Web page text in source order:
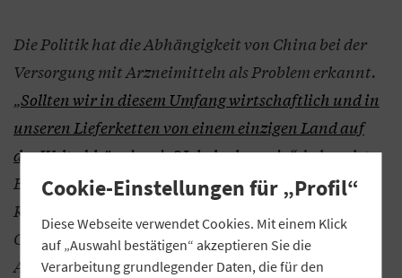
Die Politik hat die Abhängigkeit von China bei der
Versorgung mit Arzneimitteln als Problem erkannt.
„Sollten wir in diesem Umfang wirtschaftlich und in
unseren Lieferketten von einem einzigen Land auf
der Welt abhängig sein? Ich denke: nein“, bekundete
Bundesgesundheitsminister Jens Spahn in seiner
Regierungserklärung zur Bekämpfung des
Coronavirus. Wie stehen Sie zu dem Vorhaben, die
Arzneimittelproduktion zurück nach Deutschland
Cookie-Einstellungen für „Profil“
Diese Webseite verwendet Cookies. Mit einem Klick
auf „Auswahl bestätigen“ akzeptieren Sie die
Verarbeitung grundlegender Daten, die für den